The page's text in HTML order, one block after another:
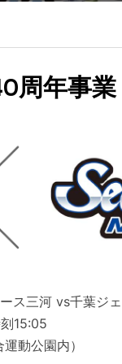
周年事業
ス三河 vs千葉ジ
15:05
動公園内）